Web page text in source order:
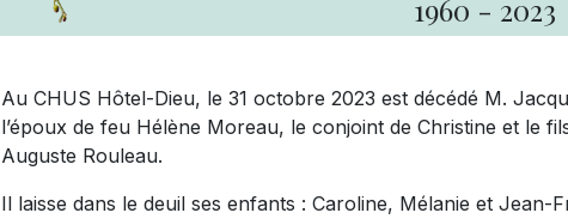
1960 - 2023
Au CHUS Hôtel-Dieu, le 31 octobre 2023 est décédé M.
l’époux de feu Hélène Moreau, le conjoint de Christine et le
Auguste Rouleau.
Il laisse dans le deuil ses enfants : Caroline, Mélanie et Jean-